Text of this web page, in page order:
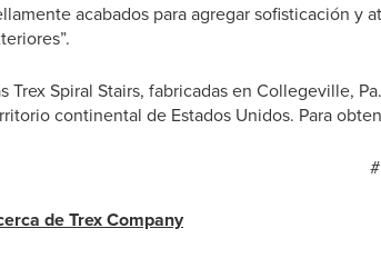
acabados para agregar sofisticación y
Trex Spiral Stairs, fabricadas en Collegeville,
continental de Estados Unidos. Para
#
de Trex Company